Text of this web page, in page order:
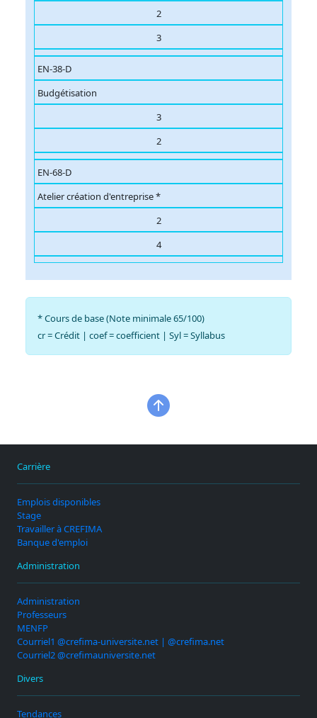
2
3
EN-38-D
Budgétisation
3
2
EN-68-D
Atelier création d'entreprise *
2
4
* Cours de base (Note minimale 65/100)
cr = Crédit | coef = coefficient | Syl = Syllabus
Carrière
Emplois disponibles
Stage
Travailler à CREFIMA
Banque d'emploi
Administration
Administration
Professeurs
MENFP
Courriel1 @crefima-universite.net | @crefima.net
Courriel2 @crefimauniversite.net
Divers
Tendances